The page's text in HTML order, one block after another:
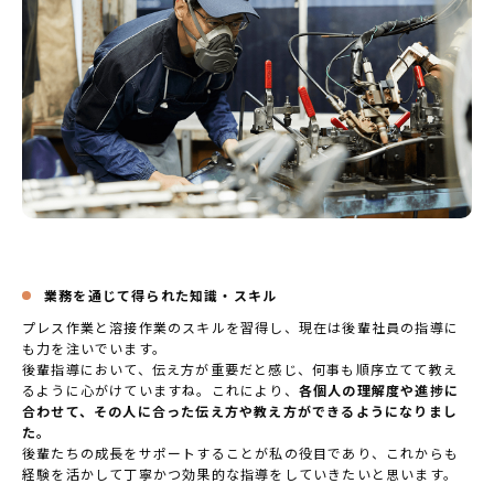
業務を通じて得られた知識・スキル
プレス作業と溶接作業のスキルを習得し、現在は後輩社員の指導に
も力を注いでいます。
後輩指導において、伝え方が重要だと感じ、何事も順序立てて教え
るように心がけていますね。これにより、 各個人の理解度や進捗に
合わせて、その人に合った伝え方や教え方ができるようになりまし
た。
後輩たちの成長をサポートすることが私の役目であり、これからも
経験を活かして丁寧かつ効果的な指導をしていきたいと思います。